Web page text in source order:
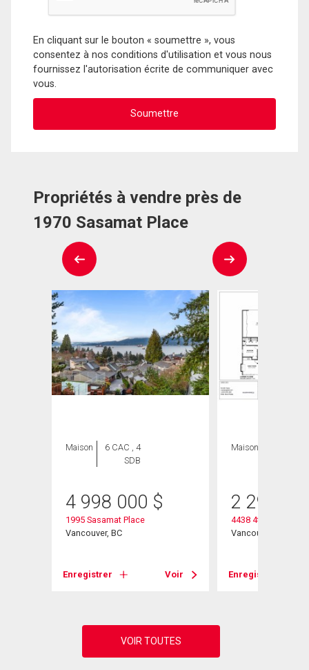
En cliquant sur le bouton « soumettre », vous
consentez à nos conditions d'utilisation et vous nous
fournissez l'autorisation écrite de communiquer avec
vous.
Propriétés à vendre près de
1970 Sasamat Place
Maison
6 CAC , 4
SDB
4 998 000 $
1995 Sasamat Place
Vancouver, BC
Enregistrer Voir
Maison
2 298
4438 4th Avenue W
Vancouver, BC
Enregistrer